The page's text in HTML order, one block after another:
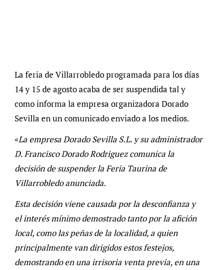
La feria de Villarrobledo programada para los días
14 y 15 de agosto acaba de ser suspendida tal y
como informa la empresa organizadora Dorado
Sevilla en un comunicado enviado a los medios.
«La empresa Dorado Sevilla S.L. y su administrador
D. Francisco Dorado Rodriguez comunica la
decisión de suspender la Feria Taurina de
Villarrobledo anunciada.
Esta decisión viene causada por la desconfianza y
el interés mínimo demostrado tanto por la afición
local, como las peñas de la localidad, a quien
principalmente van dirigidos estos festejos,
demostrando en una irrisoria venta previa, en una